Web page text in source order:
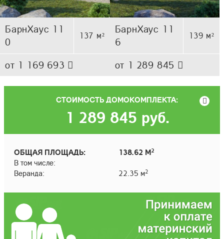
БарнХаус 11
0
137 м²
от 1 169 693
БарнХаус 11
6
139 м²
от 1 289 845
СТОИМОСТЬ ДОМОКОМПЛЕКТА:
1 289 845 руб.
ОБЩАЯ ПЛОЩАДЬ: 138.62 М2
В том числе:
Веранда:
22.35 м2